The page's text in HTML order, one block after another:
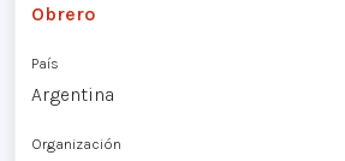
Obrero
País
Argentina
Organización